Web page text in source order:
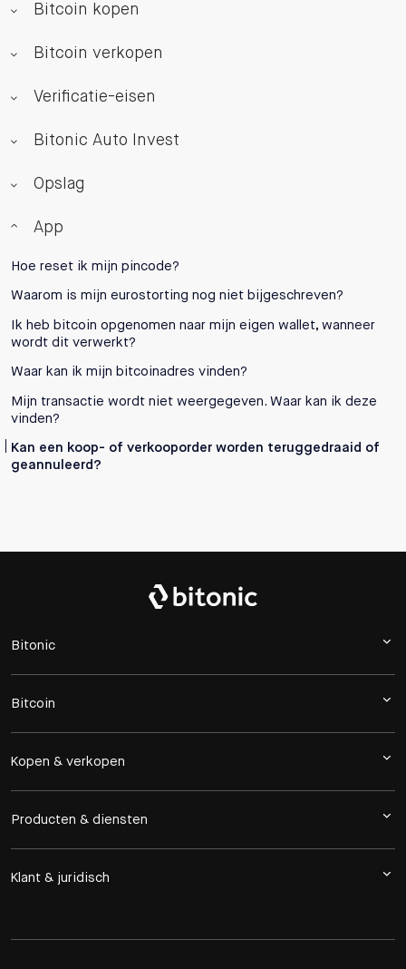
Bitcoin kopen
Bitcoin verkopen
Verificatie-eisen
Bitonic Auto Invest
Opslag
App
Hoe reset ik mijn pincode?
Waarom is mijn eurostorting nog niet bijgeschreven?
Ik heb bitcoin opgenomen naar mijn eigen wallet, wanneer
wordt dit verwerkt?
Waar kan ik mijn bitcoinadres vinden?
Mijn transactie wordt niet weergegeven. Waar kan ik deze
vinden?
Kan een koop- of verkooporder worden teruggedraaid of
geannuleerd?
Bitonic
Bitcoin
Kopen & verkopen
Producten & diensten
Klant & juridisch